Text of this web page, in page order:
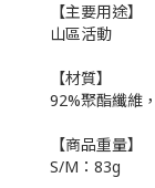
【主要用途】
山區活動
【材質】
92%聚酯纖維
【商品重量】
S/M：83g